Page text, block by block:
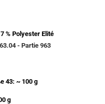
% Polyester Elité
- Partie 963
43: ~ 100 g
g